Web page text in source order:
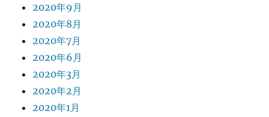
2020年9月
2020年8月
2020年7月
2020年6月
2020年3月
2020年2月
2020年1月